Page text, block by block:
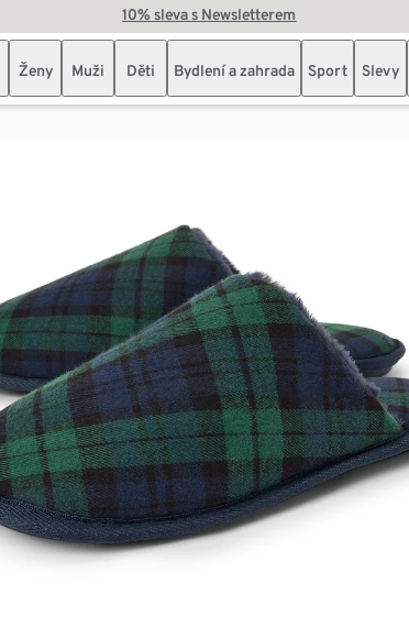
10% sleva s Newsletterem
Ženy Muži Děti Bydlení a zahrada Sport Slevy